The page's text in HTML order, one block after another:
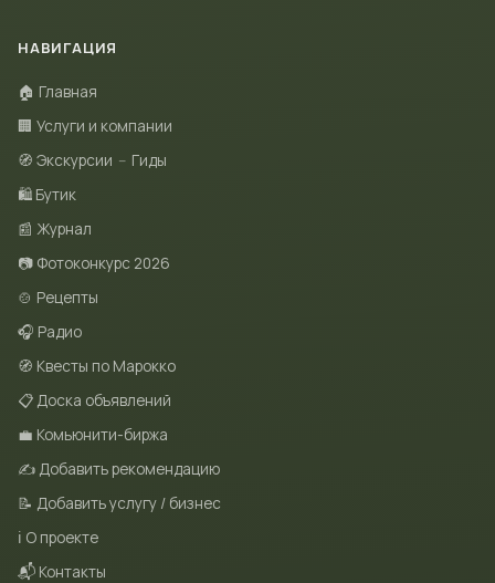
НАВИГАЦИЯ
🏠 Главная
🏢 Услуги и компании
🧭 Экскурсии – Гиды
🛍 Бутик
📰 Журнал
📷 Фотоконкурс 2026
🍲 Рецепты
🎧 Радио
🧭 Квесты по Марокко
📋 Доска объявлений
💼 Комьюнити-биржа
✍️ Добавить рекомендацию
📝 Добавить услугу / бизнес
ℹ️ О проекте
📬 Контакты